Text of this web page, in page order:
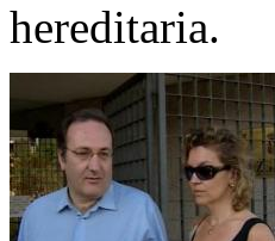
hereditaria.